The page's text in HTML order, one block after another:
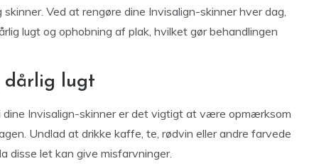
Ved at rengøre dine Invisalign-skinner hver dag,
lugt og ophobning af plak, hvilket gør behandlingen
dårlig lugt
dine Invisalign-skinner er det vigtigt at være opmærksom
Undlad at drikke kaffe, te, rødvin eller andre farvede
disse let kan give misfarvninger.